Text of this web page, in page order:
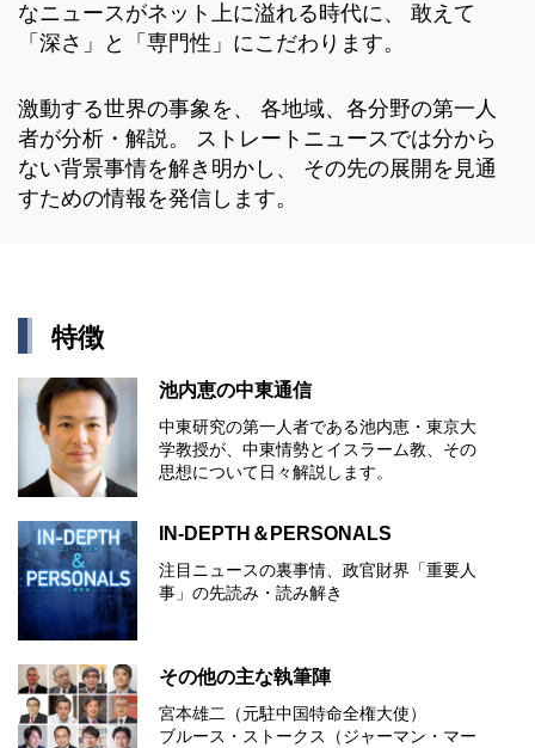
なニュースがネット上に溢れる時代に、 敢えて
「深さ」と「専門性」にこだわります。
激動する世界の事象を、 各地域、各分野の第一人
者が分析・解説。 ストレートニュースでは分から
ない背景事情を解き明かし、 その先の展開を見通
すための情報を発信します。
特徴
池内恵の中東通信
中東研究の第⼀⼈者である池内恵・東京⼤
学教授が、中東情勢とイスラーム教、その
思想について⽇々解説します。
IN-DEPTH＆PERSONALS
注目ニュースの裏事情、政官財界「重要人
事」の先読み・読み解き
その他の主な執筆陣
宮本雄二（元駐中国特命全権大使）
ブルース・ストークス（ジャーマン・マー